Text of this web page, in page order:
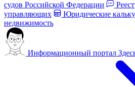
судов Российской Федерации
управляющих
Юридические
недвижимость
Информационный портал